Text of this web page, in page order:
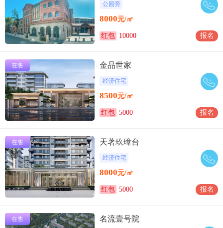
公园旁
8000元/㎡
红包 10000 报名
在售 金品世家
经济住宅
8500元/㎡
红包 5000 报名
在售 天著玖璋台
经济住宅
8000元/㎡
红包 5000 报名
在售 名流壹号院